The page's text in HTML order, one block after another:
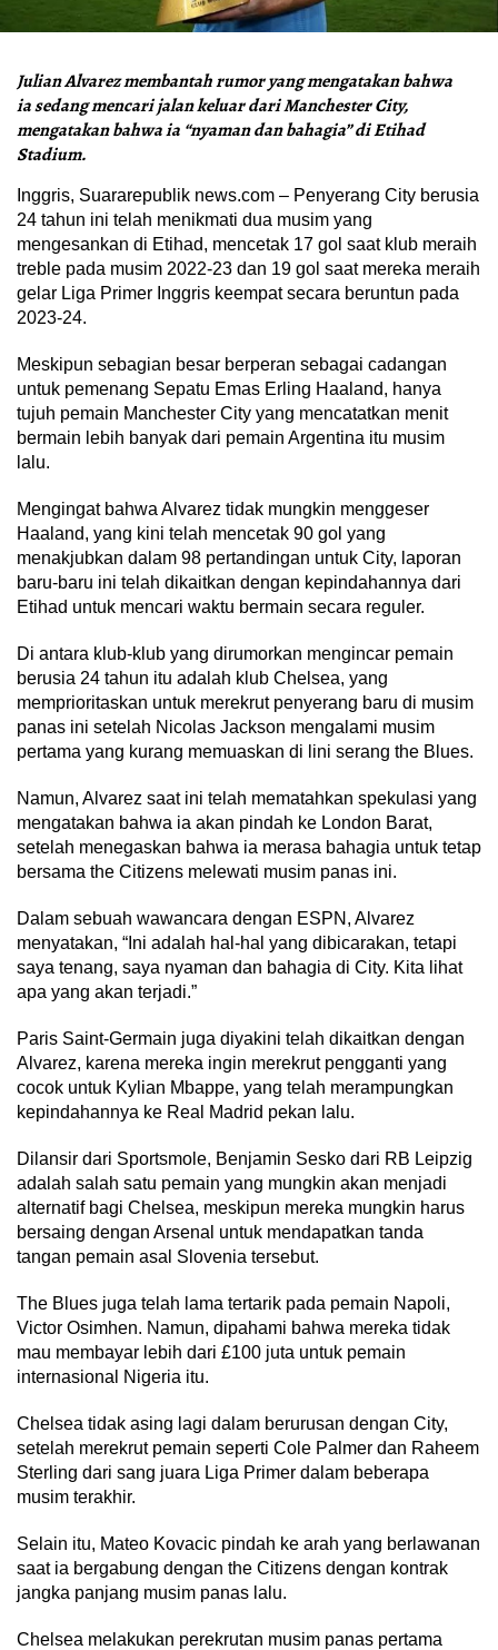
Julian Alvarez membantah rumor yang mengatakan bahwa
ia sedang mencari jalan keluar dari Manchester City,
mengatakan bahwa ia “nyaman dan bahagia” di Etihad
Stadium.
Inggris, Suararepublik news.com – Penyerang City berusia
24 tahun ini telah menikmati dua musim yang
mengesankan di Etihad, mencetak 17 gol saat klub meraih
treble pada musim 2022-23 dan 19 gol saat mereka meraih
gelar Liga Primer Inggris keempat secara beruntun pada
2023-24.
Meskipun sebagian besar berperan sebagai cadangan
untuk pemenang Sepatu Emas Erling Haaland, hanya
tujuh pemain Manchester City yang mencatatkan menit
bermain lebih banyak dari pemain Argentina itu musim
lalu.
Mengingat bahwa Alvarez tidak mungkin menggeser
Haaland, yang kini telah mencetak 90 gol yang
menakjubkan dalam 98 pertandingan untuk City, laporan
baru-baru ini telah dikaitkan dengan kepindahannya dari
Etihad untuk mencari waktu bermain secara reguler.
Di antara klub-klub yang dirumorkan mengincar pemain
berusia 24 tahun itu adalah klub Chelsea, yang
memprioritaskan untuk merekrut penyerang baru di musim
panas ini setelah Nicolas Jackson mengalami musim
pertama yang kurang memuaskan di lini serang the Blues.
Namun, Alvarez saat ini telah mematahkan spekulasi yang
mengatakan bahwa ia akan pindah ke London Barat,
setelah menegaskan bahwa ia merasa bahagia untuk tetap
bersama the Citizens melewati musim panas ini.
Dalam sebuah wawancara dengan ESPN, Alvarez
menyatakan, “Ini adalah hal-hal yang dibicarakan, tetapi
saya tenang, saya nyaman dan bahagia di City. Kita lihat
apa yang akan terjadi.”
Paris Saint-Germain juga diyakini telah dikaitkan dengan
Alvarez, karena mereka ingin merekrut pengganti yang
cocok untuk Kylian Mbappe, yang telah merampungkan
kepindahannya ke Real Madrid pekan lalu.
Dilansir dari Sportsmole, Benjamin Sesko dari RB Leipzig
adalah salah satu pemain yang mungkin akan menjadi
alternatif bagi Chelsea, meskipun mereka mungkin harus
bersaing dengan Arsenal untuk mendapatkan tanda
tangan pemain asal Slovenia tersebut.
The Blues juga telah lama tertarik pada pemain Napoli,
Victor Osimhen. Namun, dipahami bahwa mereka tidak
mau membayar lebih dari £100 juta untuk pemain
internasional Nigeria itu.
Chelsea tidak asing lagi dalam berurusan dengan City,
setelah merekrut pemain seperti Cole Palmer dan Raheem
Sterling dari sang juara Liga Primer dalam beberapa
musim terakhir.
Selain itu, Mateo Kovacic pindah ke arah yang berlawanan
saat ia bergabung dengan the Citizens dengan kontrak
jangka panjang musim panas lalu.
Chelsea melakukan perekrutan musim panas pertama